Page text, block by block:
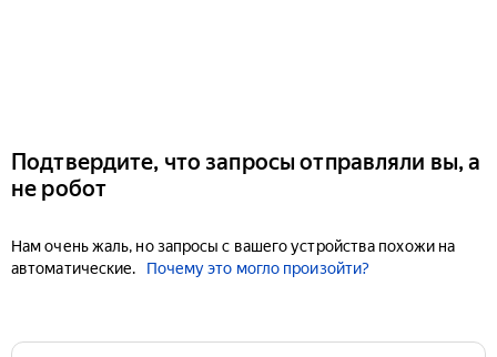
Подтвердите, что запросы отправляли вы, а
не робот
Нам очень жаль, но запросы с вашего устройства похожи на
автоматические.
Почему это могло произойти?